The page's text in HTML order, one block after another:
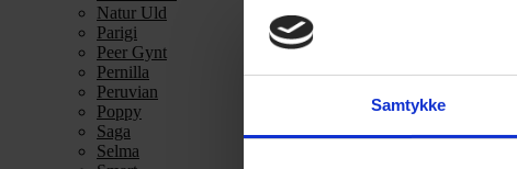
Samtykke
Natur Uld
Parigi
Peer Gynt
Pernilla
Peruvian
Poppy
Saga
Selma